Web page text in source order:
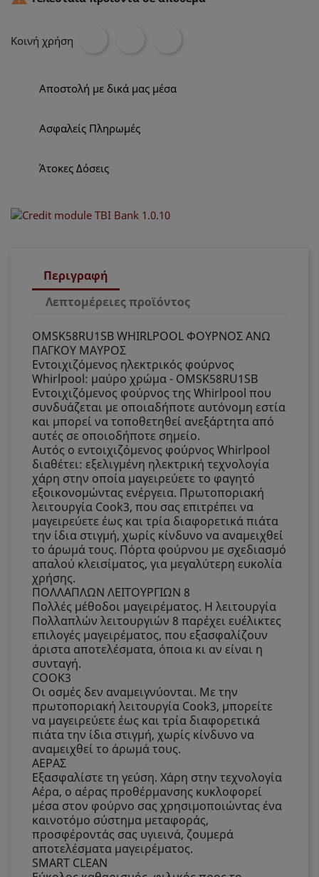
Κοινή χρήση
Αποστολή με δικά μας μέσα
Ασφαλείς Πληρωμές
Άτοκες Δόσεις
Περιγραφή
Λεπτομέρειες προϊόντος
OMSK58RU1SB WHIRLPOOL ΦΟΥΡΝΟΣ ΑΝΩ
ΠΑΓΚΟΥ ΜΑΥΡΟΣ
Εντοιχιζόμενος ηλεκτρικός φούρνος
Whirlpool: μαύρο χρώμα - OMSK58RU1SB
Εντοιχιζόμενος φούρνος της Whirlpool που
συνδυάζεται με οποιαδήποτε αυτόνομη εστία
και μπορεί να τοποθετηθεί ανεξάρτητα από
αυτές σε οποιοδήποτε σημείο.
Αυτός ο εντοιχιζόμενος φούρνος Whirlpool
διαθέτει: εξελιγμένη ηλεκτρική τεχνολογία
χάρη στην οποία μαγειρεύετε το φαγητό
εξοικονομώντας ενέργεια. Πρωτοποριακή
λειτουργία Cook3, που σας επιτρέπει να
μαγειρεύετε έως και τρία διαφορετικά πιάτα
την ίδια στιγμή, χωρίς κίνδυνο να αναμειχθεί
το άρωμά τους. Πόρτα φούρνου με σχεδιασμό
απαλού κλεισίματος, για μεγαλύτερη ευκολία
χρήσης.
ΠΟΛΛΑΠΛΩΝ ΛΕΙΤΟΥΡΓΙΩΝ 8
Πολλές μέθοδοι μαγειρέματος. Η λειτουργία
Πολλαπλών λειτουργιών 8 παρέχει ευέλικτες
επιλογές μαγειρέματος, που εξασφαλίζουν
άριστα αποτελέσματα, όποια κι αν είναι η
συνταγή.
COOK3
Οι οσμές δεν αναμειγνύονται. Με την
πρωτοποριακή λειτουργία Cook3, μπορείτε
να μαγειρεύετε έως και τρία διαφορετικά
πιάτα την ίδια στιγμή, χωρίς κίνδυνο να
αναμειχθεί το άρωμά τους.
ΑΕΡΑΣ
Εξασφαλίστε τη γεύση. Χάρη στην τεχνολογία
Αέρα, ο αέρας προθέρμανσης κυκλοφορεί
μέσα στον φούρνο σας χρησιμοποιώντας ένα
καινοτόμο σύστημα μεταφοράς,
προσφέροντάς σας υγιεινά, ζουμερά
αποτελέσματα μαγειρέματος.
SMART CLEAN